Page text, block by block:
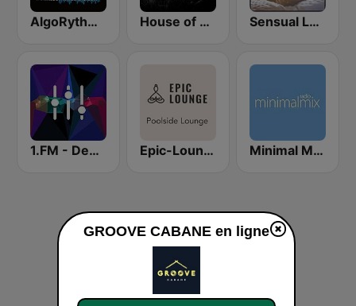
AlgoRythme Radio House Old School House of House Sensual Lounge
1.FM - Deep House Epic-Lounge - Poolside Lounge Minimal Mix Radio
GROOVE CABANE en ligne